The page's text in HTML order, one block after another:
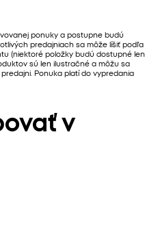
ponuky a postupne budú
predajniach sa môže líšiť podľa
(niektoré položky budú dostupné len
sú len ilustračné a môžu sa
Ponuka platí do vypredania
v